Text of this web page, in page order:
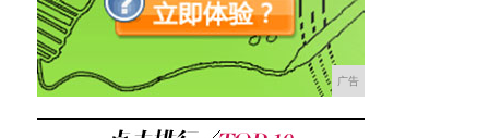
广告